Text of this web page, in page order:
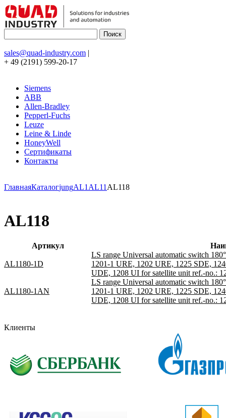
sales@quad-industry.com |
+ 49 (2191) 599-20-17
Siemens
ABB
Allen-Bradley
Pepperl-Fuchs
Leuze
Leine & Linde
HoneyWell
Сертификаты
Контакты
ГлавнаяКаталогjungAL1 AL11 AL118
AL118
Артикул
AL1180-1D
LS range Universal automatic switch
1201-1 URE, 1202 URE, 1225 SDE,
UDE, 1208 UI for satellite unit ref.-no.:
AL1180-1AN
LS range Universal automatic switch
1201-1 URE, 1202 URE, 1225 SDE,
UDE, 1208 UI for satellite unit ref.-no.:
Клиенты